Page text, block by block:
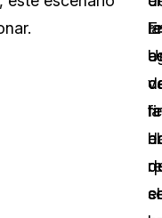
la
el
el